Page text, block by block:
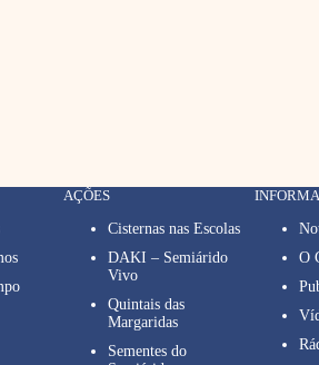
AÇÕES
Cisternas nas Escolas
DAKI – Semiárido
Vivo
Quintais das
Margaridas
Sementes do
O